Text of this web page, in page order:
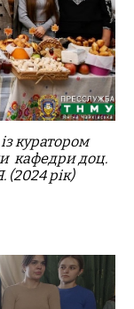
куратором
кафедридоц.
(2024 рік)